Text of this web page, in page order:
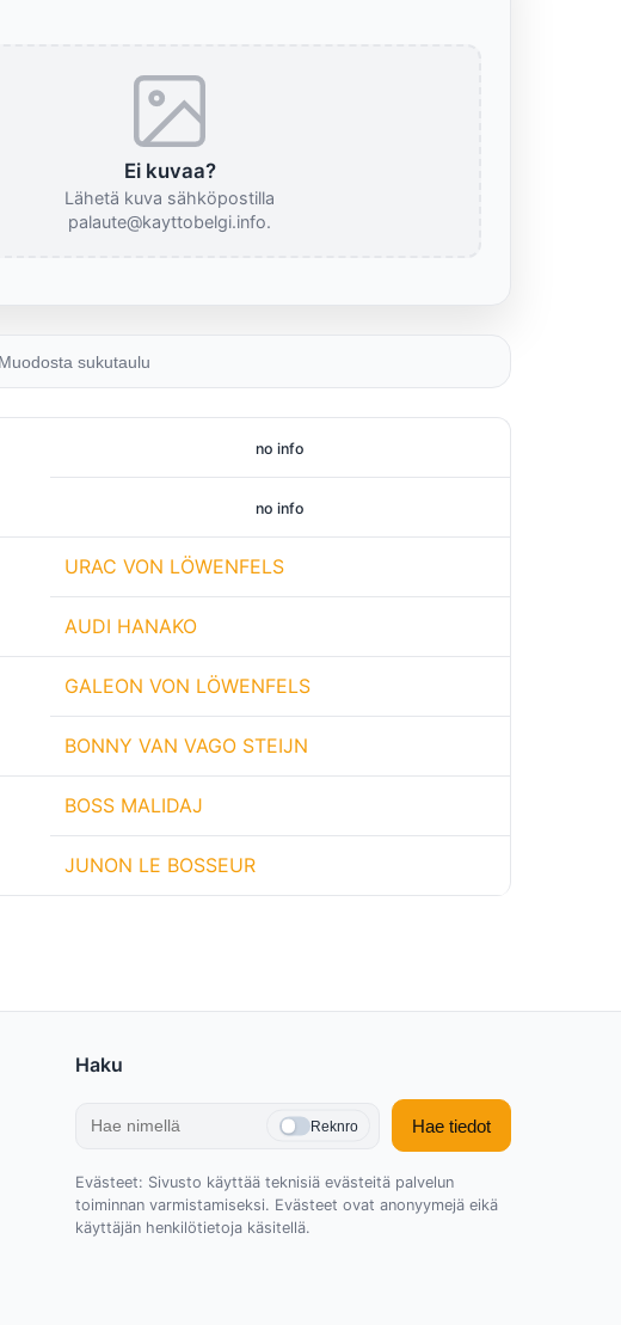
Ei kuvaa?
Lähetä kuva sähköpostilla
palaute@kayttobelgi.info.
Muodosta sukutaulu
no info
no info
URAC VON LÖWENFELS
AUDI HANAKO
GALEON VON LÖWENFELS
BONNY VAN VAGO STEIJN
BOSS MALIDAJ
JUNON LE BOSSEUR
Haku
Reknro Hae tiedot
Evästeet: Sivusto käyttää teknisiä evästeitä palvelun
toiminnan varmistamiseksi. Evästeet ovat anonyymejä eikä
käyttäjän henkilötietoja käsitellä.